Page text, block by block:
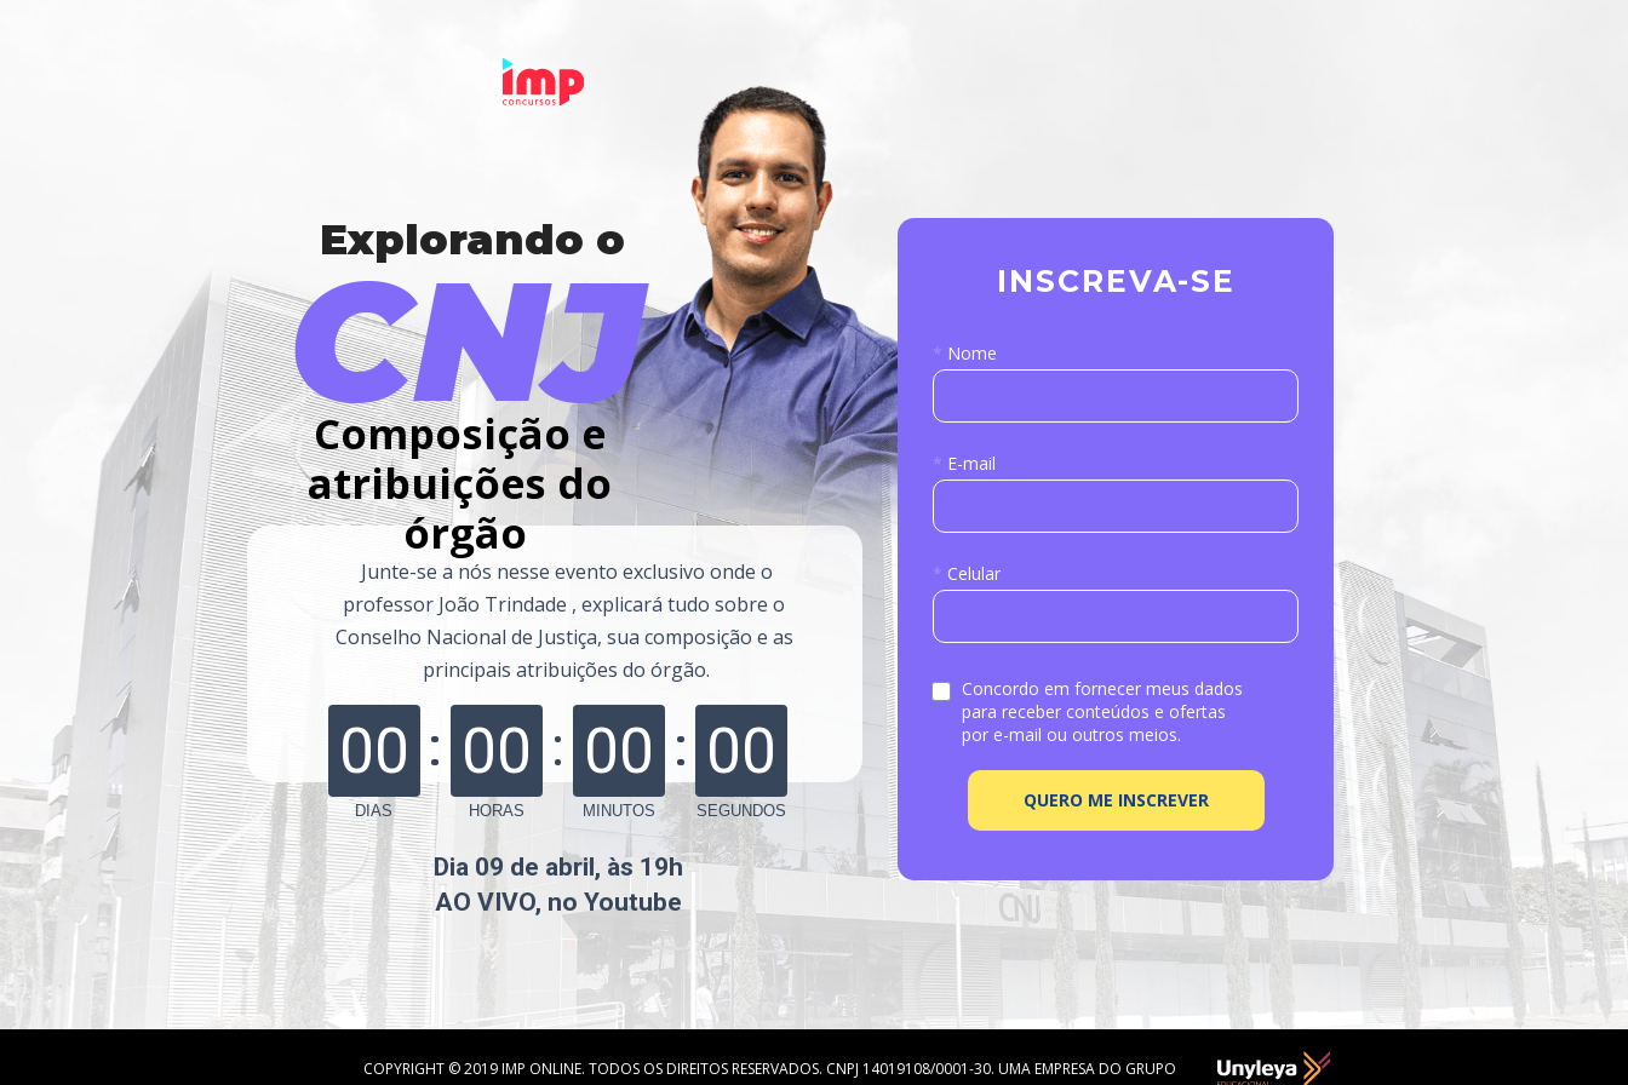
professor João Trindade , explicará tudo sobre o
Conselho Nacional de Justiça, sua composição e as
principais atribuições do órgão.
Explorando o
Composição e
atribuições do
órgão
* Nome
* E-mail
* Celular
Concordo em fornecer meus dados
para receber conteúdos e ofertas
por e-mail ou outros meios.
QUERO ME INSCREVER
INSCREVA-SE
DIAS HORAS MINUTOS SEGUNDOS
00 00 00 00
Dia 09 de abril, às 19h
AO VIVO, no Youtube
CNJ
COPYRIGHT © 2019 IMP ONLINE. TODOS OS DIREITOS RESERVADOS. CNPJ 14019108/0001-30. UMA EMPRESA DO GRUPO